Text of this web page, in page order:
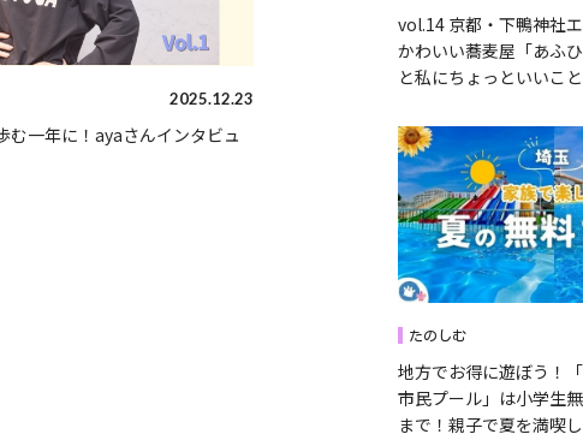
2025.12.23
む一年に！ayaさんインタビュ
vol.14 京都・下鴨神社
かわいい蕎麦屋「あふ
と私にちょっといいこと
たのしむ
地方でお得に遊ぼう！
市民プール」は小学生
まで！親子で夏を満喫